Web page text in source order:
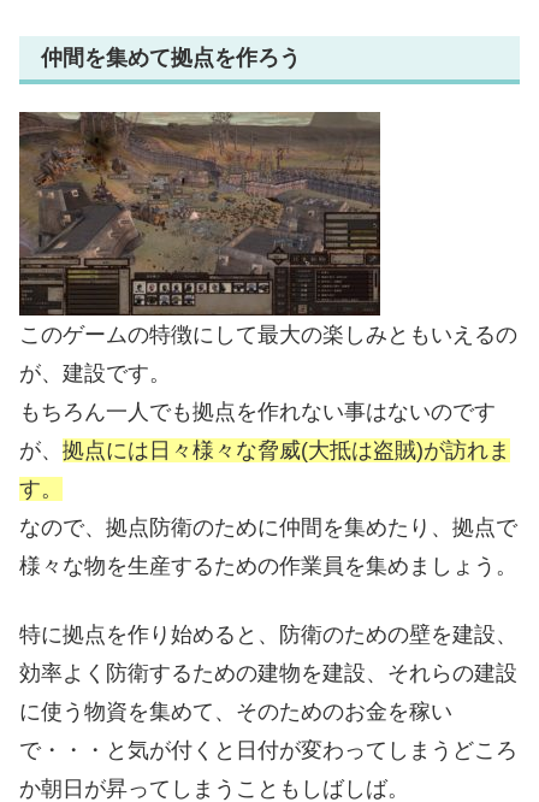
仲間を集めて拠点を作ろう
このゲームの特徴にして最大の楽しみともいえるの
が、建設です。
もちろん一人でも拠点を作れない事はないのです
が、 拠点には日々様々な脅威(大抵は盗賊)が訪れま
す。
なので、拠点防衛のために仲間を集めたり、拠点で
様々な物を生産するための作業員を集めましょう。
特に拠点を作り始めると、防衛のための壁を建設、
効率よく防衛するための建物を建設、それらの建設
に使う物資を集めて、そのためのお金を稼い
で・・・と気が付くと日付が変わってしまうどころ
か朝日が昇ってしまうこともしばしば。